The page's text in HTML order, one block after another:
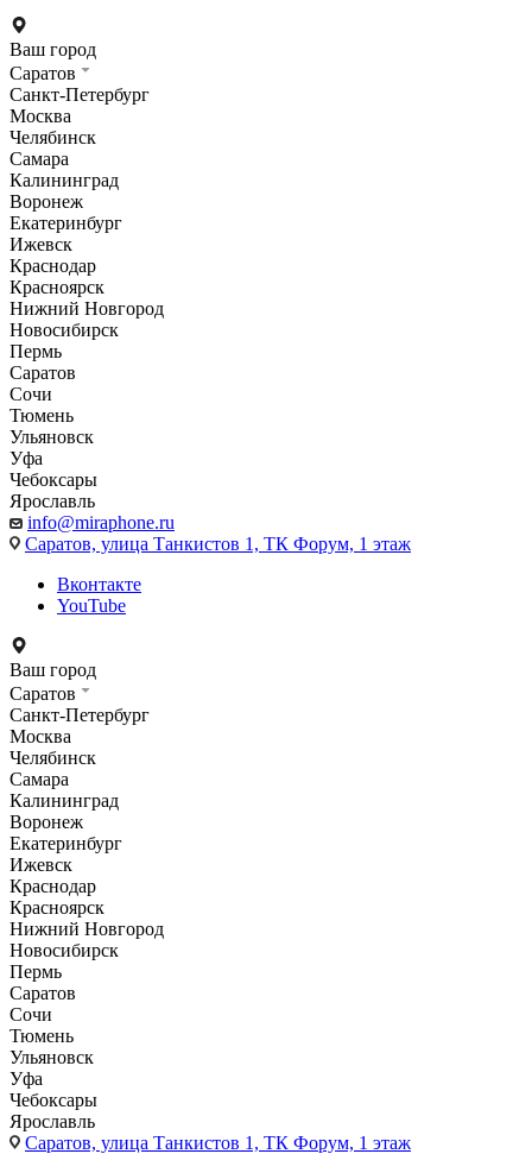
Ваш город
Саратов
Санкт-Петербург
Москва
Челябинск
Самара
Калининград
Воронеж
Екатеринбург
Ижевск
Краснодар
Красноярск
Нижний Новгород
Новосибирск
Пермь
Саратов
Сочи
Тюмень
Ульяновск
Уфа
Чебоксары
Ярославль
info@miraphone.ru
Саратов, улица Танкистов 1, ТК Форум, 1 этаж
Вконтакте
YouTube
Ваш город
Саратов
Санкт-Петербург
Москва
Челябинск
Самара
Калининград
Воронеж
Екатеринбург
Ижевск
Краснодар
Красноярск
Нижний Новгород
Новосибирск
Пермь
Саратов
Сочи
Тюмень
Ульяновск
Уфа
Чебоксары
Ярославль
Саратов, улица Танкистов 1, ТК Форум, 1 этаж